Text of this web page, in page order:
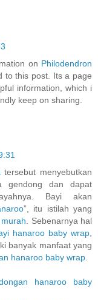
on Philodendron
to this post. Its a page
information, which i
keep on sharing.
tersebut menyebutkan
gendong dan dapat
Bayi akan
”, itu istilah yang
. Sebenarnya hal
hanaroo baby wrap
banyak manfaat yang
hanaroo baby wrap
hanaroo baby